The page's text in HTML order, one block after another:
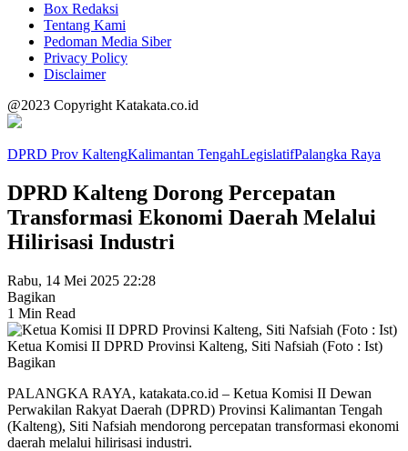
Box Redaksi
Tentang Kami
Pedoman Media Siber
Privacy Policy
Disclaimer
@2023 Copyright Katakata.co.id
DPRD Prov KaltengKalimantan TengahLegislatifPalangka Raya
DPRD Kalteng Dorong Percepatan
Transformasi Ekonomi Daerah Melalui
Hilirisasi Industri
Rabu, 14 Mei 2025 22:28
Bagikan
1 Min Read
Ketua Komisi II DPRD Provinsi Kalteng, Siti Nafsiah (Foto : Ist)
Bagikan
PALANGKA RAYA, katakata.co.id – Ketua Komisi II Dewan
Perwakilan Rakyat Daerah (DPRD) Provinsi Kalimantan Tengah
(Kalteng), Siti Nafsiah mendorong percepatan transformasi ekonomi
daerah melalui hilirisasi industri.